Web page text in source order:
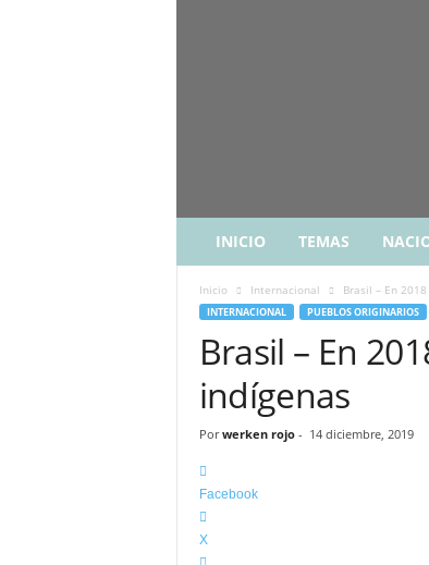
INICIO TEMAS
Inicio Internacional Brasil – En
INTERNACIONAL PUEBLOS ORIGINARIOS
Brasil – En
indígenas
Por werken rojo- 14 diciembre, 2019
Facebook
X